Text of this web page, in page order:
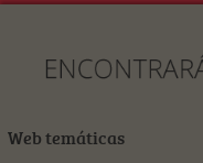
Web temáticas